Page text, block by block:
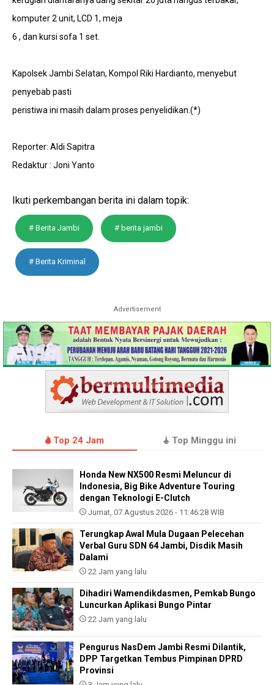
komputer 2 unit, LCD 1, meja
6 , dan kursi sofa 1 set.
Kapolsek Jambi Selatan, Kompol Riki Hardianto, menyebut
penyebab pasti
peristiwa ini masih dalam proses penyelidikan.(*)
Reporter: Aldi Sapitra
Redaktur : Joni Yanto
Ikuti perkembangan berita ini dalam topik:
# Berita Jambi # berita jambi
# Berita Kriminal
Advertisement
Top 24 Jam Top Minggu ini
Honda New NX500 Resmi Meluncur di
Indonesia, Big Bike Adventure Touring
dengan Teknologi E-Clutch
Jumat, 07 Agustus 2026 - 11:46:28 WIB
Terungkap Awal Mula Dugaan Pelecehan
Verbal Guru SDN 64 Jambi, Disdik Masih
Dalami
22 Jam yang lalu
Dihadiri Wamendikdasmen, Pemkab Bungo
Luncurkan Aplikasi Bungo Pintar
22 Jam yang lalu
Pengurus NasDem Jambi Resmi Dilantik,
DPP Targetkan Tembus Pimpinan DPRD
Provinsi